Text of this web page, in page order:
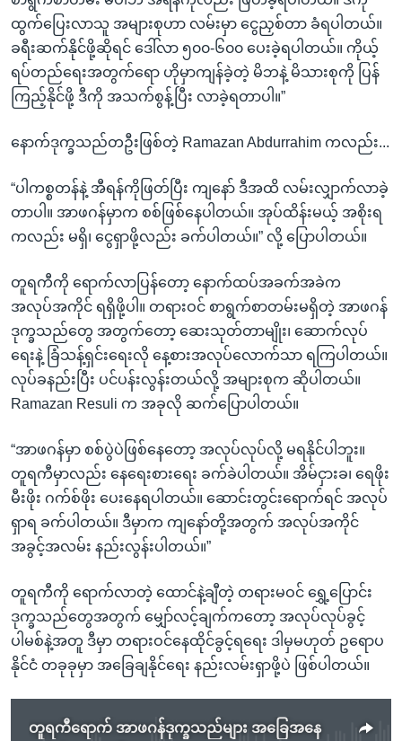
ထွက်ပြေးလာသူ အများစုဟာ လမ်းမှာ ငွေညှစ်တာ ခံရပါတယ်။
ခရီးဆက်နိုင်ဖို့ဆိုရင် ဒေါ်လာ ၅၀၀-၆၀၀ ပေးခဲ့ရပါတယ်။ ကိုယ့်
ရပ်တည်ရေးအတွက်ရော ဟိုမှာကျန်ခဲ့တဲ့ မိဘနဲ့ မိသားစုကို ပြန်
ကြည့်နိုင်ဖို့ ဒီကို အသက်စွန့်ပြီး လာခဲ့ရတာပါ။”
နောက်ဒုက္ခသည်တဦးဖြစ်တဲ့ Ramazan Abdurrahim ကလည်း...
“ပါကစ္စတန်နဲ့ အီရန်ကိုဖြတ်ပြီး ကျနော် ဒီအထိ လမ်းလျှာက်လာခဲ့
တာပါ။ အာဖဂန်မှာက စစ်ဖြစ်နေပါတယ်။ အုပ်ထိန်းမယ့် အစိုးရ
ကလည်း မရှိ၊ ငွေရှာဖို့လည်း ခက်ပါတယ်။” လို့ ပြောပါတယ်။
တူရကီကို ရောက်လာပြန်တော့ နောက်ထပ်အခက်အခဲက
အလုပ်အကိုင် ရရှိဖို့ပါ။ တရားဝင် စာရွက်စာတမ်းမရှိတဲ့ အာဖဂန်
ဒုက္ခသည်တွေ အတွက်တော့ ဆေးသုတ်တာမျိုး၊ ဆောက်လုပ်
ရေးနဲ့ ခြံသန့်ရှင်းရေးလို နေ့စားအလုပ်လောက်သာ ရကြပါတယ်။
လုပ်ခနည်းပြီး ပင်ပန်းလွန်းတယ်လို့ အများစုက ဆိုပါတယ်။
Ramazan Resuli က အခုလို ဆက်ပြောပါတယ်။
“အာဖဂန်မှာ စစ်ပွဲပဲဖြစ်နေတော့ အလုပ်လုပ်လို့ မရနိုင်ပါဘူး။
တူရကီမှာလည်း နေရေးစားရေး ခက်ခဲပါတယ်။ အိမ်ငှားခ၊ ရေဖိုး
မီးဖိုး ဂက်စ်ဖိုး ပေးနေရပါတယ်။ ဆောင်းတွင်းရောက်ရင် အလုပ်
ရှာရ ခက်ပါတယ်။ ဒီမှာက ကျနော်တို့အတွက် အလုပ်အကိုင်
အခွင့်အလမ်း နည်းလွန်းပါတယ်။”
တူရကီကို ရောက်လာတဲ့ ထောင်နဲ့ချီတဲ့ တရားမဝင် ရွှေ့ပြောင်း
ဒုက္ခသည်တွေအတွက် မျှော်လင့်ချက်ကတော့ အလုပ်လုပ်ခွင့်
ပါမစ်နဲ့အတူ ဒီမှာ တရားဝင်နေထိုင်ခွင့်ရရေး ဒါမှမဟုတ် ဥရောပ
နိုင်ငံ တခုခုမှာ အခြေချနိုင်ရေး နည်းလမ်းရှာဖို့ပဲ ဖြစ်ပါတယ်။
တူရကီရောက် အာဖဂန်ဒုက္ခသည်များ အခြေအနေ